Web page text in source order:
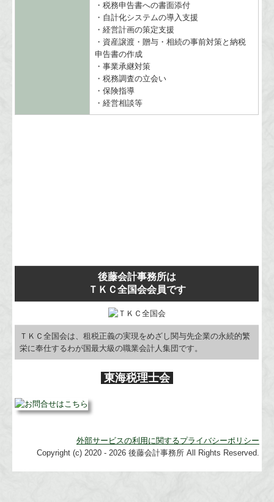
・税務申告書への書面添付
・自計化システムの導入支援
・経営計画の策定支援
・資産譲渡・贈与・相続の事前対策と納税
申告書の作成
・事業承継対策
・税務調査の立会い
・保険指導
・経営相談等
後藤会計事務所は
ＴＫＣ全国会会員です
ＴＫＣ全国会は、租税正義の実現をめざし関与先企業の永続的繁
栄に奉仕するわが国最大級の職業会計人集団です。
東海税理士会
外部サービスの利用に関するプライバシーポリシー
Copyright (c) 2020 - 2026 後藤会計事務所 All Rights Reserved.